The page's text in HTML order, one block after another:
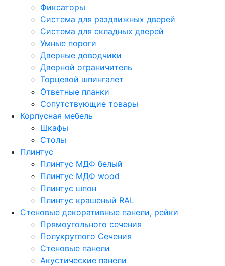
Фиксаторы
Система для раздвижных дверей
Система для складных дверей
Умные пороги
Дверные доводчики
Дверной ограничитель
Торцевой шпингалет
Ответные планки
Сопутствующие товары
Корпусная мебель
Шкафы
Столы
Плинтус
Плинтус МДФ белый
Плинтус МДФ wood
Плинтус шпон
Плинтус крашеный RAL
Стеновые декоративные панели, рейки
Прямоугольного сечения
Полукруглого Сечения
Стеновые панели
Акустические панели